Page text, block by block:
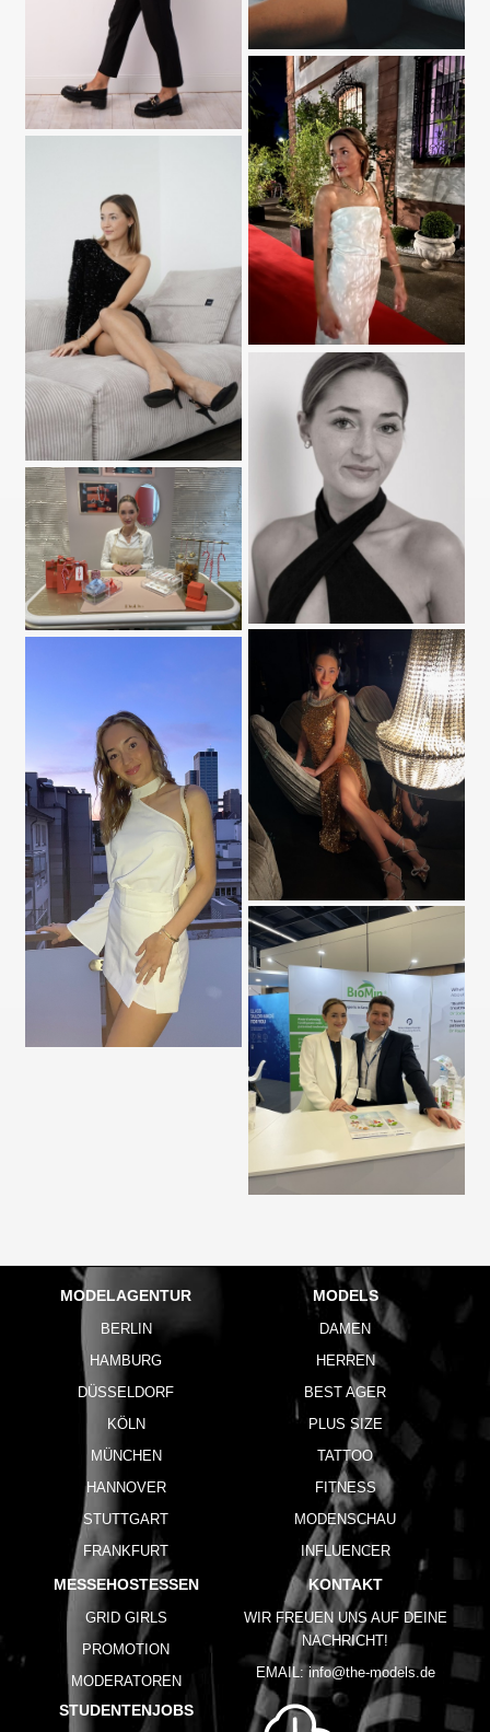
MODELAGENTUR
BERLIN
HAMBURG
DÜSSELDORF
KÖLN
MÜNCHEN
HANNOVER
STUTTGART
FRANKFURT
MODELS
DAMEN
HERREN
BEST AGER
PLUS SIZE
TATTOO
FITNESS
MODENSCHAU
INFLUENCER
MESSEHOSTESSEN
GRID GIRLS
PROMOTION
MODERATOREN
STUDENTENJOBS
KONTAKT
WIR FREUEN UNS AUF DEINE
NACHRICHT!
EMAIL: info@the-models.de